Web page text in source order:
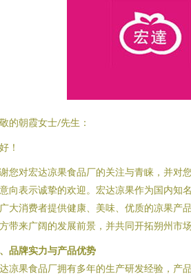
的朝霞女士/先生：
！
您对宏达凉果食品厂的关注与青睐，并对
向表示诚挚的欢迎。宏达凉果作为国内知
大消费者提供健康、美味、优质的凉果产
带来广阔的发展前景，并共同开拓朔州市场
品牌实力与产品优势
凉果食品厂拥有多年的生产研发经验，产